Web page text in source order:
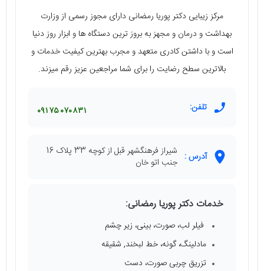
مرکز زیبایی دکتر پوریا رمضانی دارای مجوز رسمی از وزارت
بهداشت و درمان و مجهز به بروز ترین دستگاه ها و ابزار روز دنیا
است و با داشتن کادری متعهد و مجرب بهترین کیفیت خدمات و
بالاترین سطح رضایت را برای شما مراجعین عزیز رقم میزند.
تلفن: ۰۹۱۷۵۰۷۰۸۳۱
آدرس :
شیراز فرهنگشهر قبل از کوچه 33 پلاک 16
جنب اتو خان
خدمات دکتر پوریا رمضانی:
فیلر لب، صورت، بینی، زیر چشم
مادلینگ، گونه، خط لبخند, شقیقه
تزریق چربی صورت، دست